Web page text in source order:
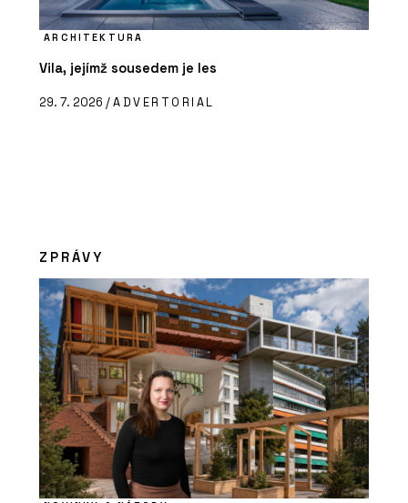
ARCHITEKTURA
Vila, jejímž sousedem je les
29. 7. 2026 /ADVERTORIAL
ZPRÁVY